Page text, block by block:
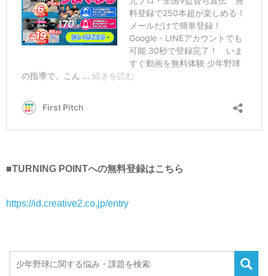
■TURNING POINTへの無料登録はこちら
https://id.creative2.co.jp/entry